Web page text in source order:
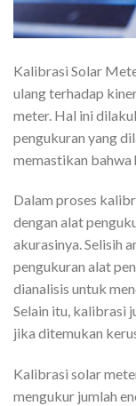
Kalibrasi Solar
ulang terhadap
meter. Hal ini
pengukuran yang
memastikan bahwa
Dalam proses
dengan alat
akurasinya. Selisih
pengukuran alat
dianalisis untuk
Selain itu, kalibrasi
jika ditemukan
Kalibrasi solar
mengukur jumlah